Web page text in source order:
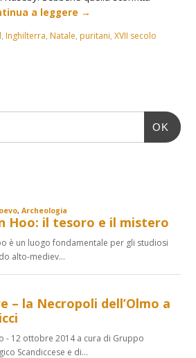
a leggere →
, Inghilterra, Natale, puritani,XVII secolo
OK